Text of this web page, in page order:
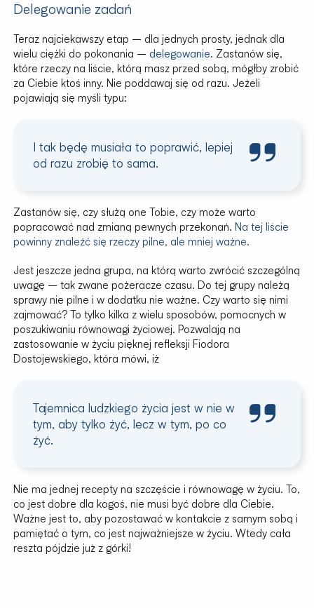
Delegowanie zadań
Teraz najciekawszy etap – dla jednych prosty, jednak dla
wielu ciężki do pokonania – delegowanie. Zastanów się,
które rzeczy na liście, którą masz przed sobą, mógłby zrobić
za Ciebie ktoś inny. Nie poddawaj się od razu. Jeżeli
pojawiają się myśli typu:
I tak będę musiała to poprawić, lepiej
od razu zrobię to sama.
Zastanów się, czy służą one Tobie, czy może warto
popracować nad zmianą pewnych przekonań. Na tej liście
powinny znaleźć się rzeczy pilne, ale mniej ważne.
Jest jeszcze jedna grupa, na którą warto zwrócić szczególną
uwagę – tak zwane pożeracze czasu. Do tej grupy należą
sprawy nie pilne i w dodatku nie ważne. Czy warto się nimi
zajmować? To tylko kilka z wielu sposobów, pomocnych w
poszukiwaniu równowagi życiowej. Pozwalają na
zastosowanie w życiu pięknej refleksji Fiodora
Dostojewskiego, która mówi, iż
Tajemnica ludzkiego życia jest w nie w
tym, aby tylko żyć, lecz w tym, po co
żyć.
Nie ma jednej recepty na szczęście i równowagę w życiu. To,
co jest dobre dla kogoś, nie musi być dobre dla Ciebie.
Ważne jest to, aby pozostawać w kontakcie z samym sobą i
pamiętać o tym, co jest najważniejsze w życiu. Wtedy cała
reszta pójdzie już z górki!